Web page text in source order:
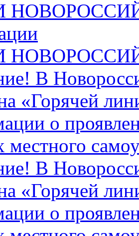
В
«Горячей
о
местного
В
«Горячей
о